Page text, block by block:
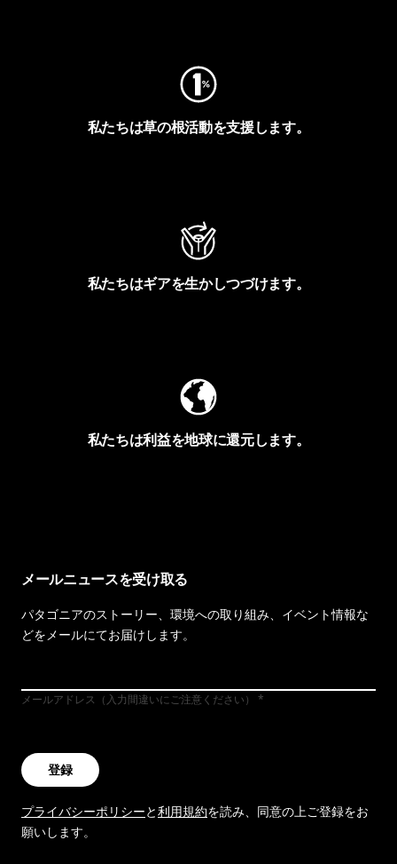
私たちは草の根活動を支援します。
私たちはギアを生かしつづけます。
私たちは利益を地球に還元します。
メールニュースを受け取る
パタゴニアのストーリー、環境への取り組み、イベント情報な
どをメールにてお届けします。
メールアドレス（入力間違いにご注意ください）
登録
プライバシーポリシーと利用規約を読み、同意の上ご登録をお
願いします。